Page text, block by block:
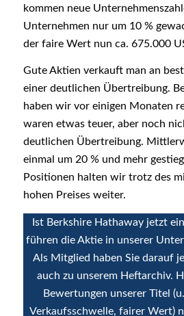
kommen neue
Unternehmen nur um 10 %
der faire Wert nun ca. 675.000
Gute Aktien verkauft man an
einer deutlichen Übertreibung.
haben wir vor einigen Monaten
waren etwas teuer, aber noch
deutlichen Übertreibung.
einmal um 20 % und mehr
Positionen halten wir trotz des
hohen Preises weiter.
Ist Berkshire Hathaway jetzt
führen die Aktie in unserer
Als Mitglied haben Sie darauf
auch zu unserem Heftarchiv.
Bewertungen unserer Titel
Verkaufsschwelle, fairer Wert)